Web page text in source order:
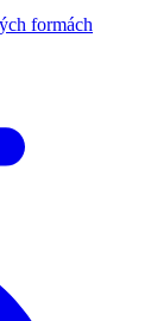
formách